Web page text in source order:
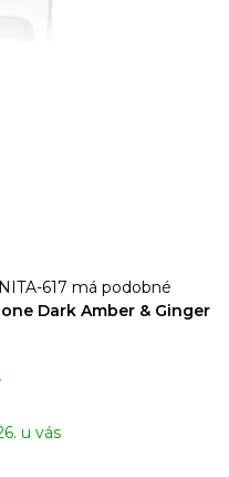
617 má podobné
Dark Amber & Ginger